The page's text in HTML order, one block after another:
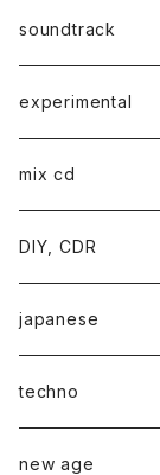
soundtrack
experimental
mix cd
DIY, CDR
japanese
techno
new age